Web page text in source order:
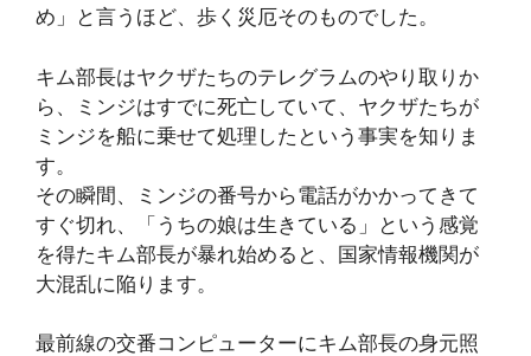
め」と言うほど、歩く災厄そのものでした。
キム部長はヤクザたちのテレグラムのやり取りか
ら、ミンジはすでに死亡していて、ヤクザたちが
ミンジを船に乗せて処理したという事実を知りま
す。
その瞬間、ミンジの番号から電話がかかってきて
すぐ切れ、「うちの娘は生きている」という感覚
を得たキム部長が暴れ始めると、国家情報機関が
大混乱に陥ります。
最前線の交番コンピューターにキム部長の身元照